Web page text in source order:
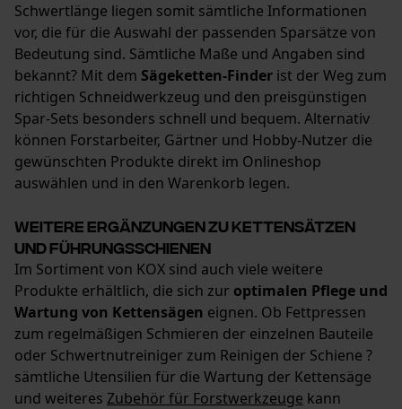
Schwertlänge liegen somit sämtliche Informationen
vor, die für die Auswahl der passenden Sparsätze von
Bedeutung sind. Sämtliche Maße und Angaben sind
bekannt? Mit dem Sägeketten-Finder ist der Weg zum
richtigen Schneidwerkzeug und den preisgünstigen
Spar-Sets besonders schnell und bequem. Alternativ
können Forstarbeiter, Gärtner und Hobby-Nutzer die
gewünschten Produkte direkt im Onlineshop
auswählen und in den Warenkorb legen.
Weitere Ergänzungen zu Kettensätzen
und Führungsschienen
Im Sortiment von KOX sind auch viele weitere
Produkte erhältlich, die sich zur optimalen Pflege und
Wartung von Kettensägen eignen. Ob Fettpressen
zum regelmäßigen Schmieren der einzelnen Bauteile
oder Schwertnutreiniger zum Reinigen der Schiene ?
sämtliche Utensilien für die Wartung der Kettensäge
und weiteres Zubehör für Forstwerkzeuge kann